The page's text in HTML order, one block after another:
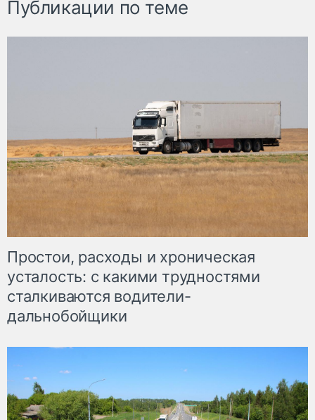
Публикации по теме
Простои, расходы и хроническая
усталость: с какими трудностями
сталкиваются водители-
дальнобойщики